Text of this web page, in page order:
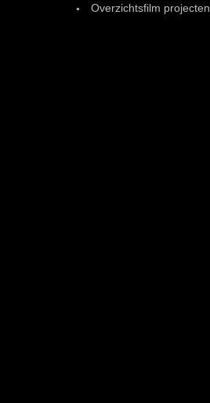
Overzichtsfilm projecten